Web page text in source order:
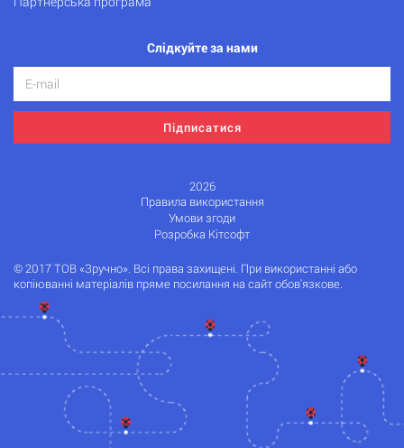
Слідкуйте за нами
Підписатися
2026
Правила використання
Умови згоди
Розробка Кітсофт
© 2017 ТОВ «Зручно». Всі права захищені. При використанні або
копіюванні матеріалів пряме посилання на сайт обов'язкове.